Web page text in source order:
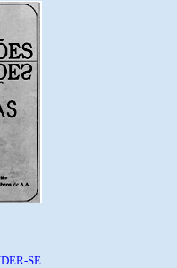
SE